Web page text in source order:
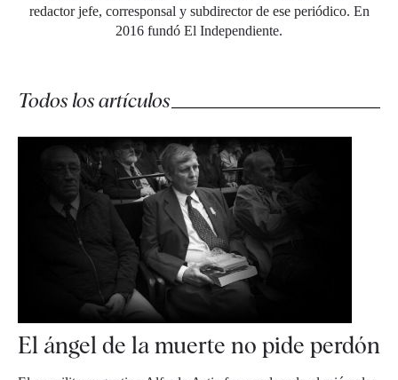
redactor jefe, corresponsal y subdirector de ese periódico. En
2016 fundó El Independiente.
Todos los artículos
El ángel de la muerte no pide perdón